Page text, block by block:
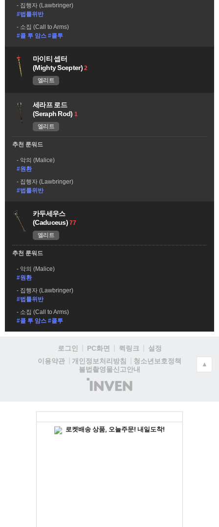
집행자 (Lawbringer)
#법률위반
소집 (Call to Arms)
#콜 투 암스 #콜투
마이티 셉터
(Mighty Scepter)2
엘리트
세라프 로드
(Seraph Rod) 1
엘리트
추천 룬워드
악의 (Malice)
#원환
집행자 (Lawbringer)
#법률위반
카두세우스
(Caduceus)77
엘리트
추천 룬워드
악의 (Malice)
#원환
집행자 (Lawbringer)
#법률위반
소집 (Call to Arms)
#콜 투 암스 #콜투
로그인 PC화면 퀵링크
설정
이용약관
개인정보처리방침
청소년보호정책
불법촬영물신고안내
(주)
인
▲